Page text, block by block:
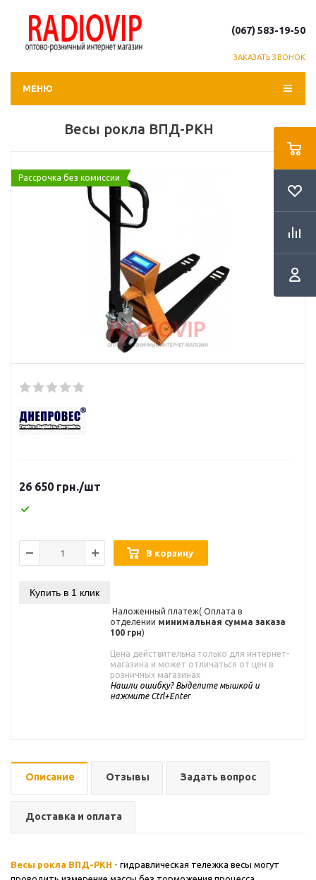
(067) 583-19-50
ЗАКАЗАТЬ ЗВОНОК
МЕНЮ
Весы рокла ВПД-РКН
Рассрочка без комиссии
26 650 грн./шт
В корзину
Купить в 1 клик
Наложенный платеж( Оплата в
отделении минимальная сумма заказа
100 грн)
Цена действительна только для интернет-
магазина и может отличаться от цен в
розничных магазинах
Нашли ошибку? Выделите мышкой и
нажмите Ctrl+Enter
Описание Отзывы Задать вопрос
Доставка и оплата
Весы рокла ВПД-РКН - гидравлическая тележка весы могут